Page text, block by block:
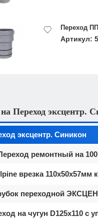
Переход
Артикул:
Переход эксцентр.
эксцентр. Синикон
ремонтный на 100
врезка 110х50х57мм
переходной
на чугун D125х110 с